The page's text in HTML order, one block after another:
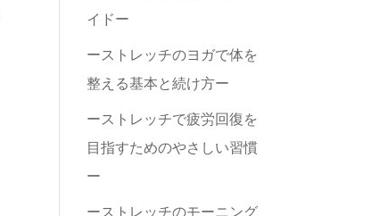
イドー
ーストレッチのヨガで体を
整える基本と続け方ー
ーストレッチで疲労回復を
目指すためのやさしい習慣
ー
ーストレッチのモーニング